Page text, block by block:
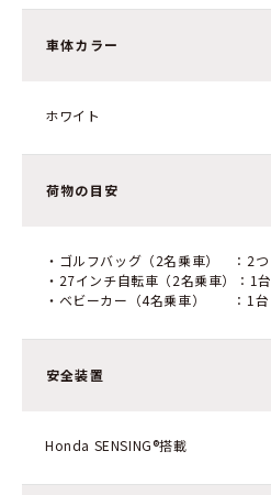
車体カラー
ホワイト
荷物の目安
・ゴルフバッグ（2名乗車） ：2つ
・27インチ自転車（2名乗車）：1台
・ベビーカー（4名乗車） ：1台
安全装置
Honda SENSING®搭載